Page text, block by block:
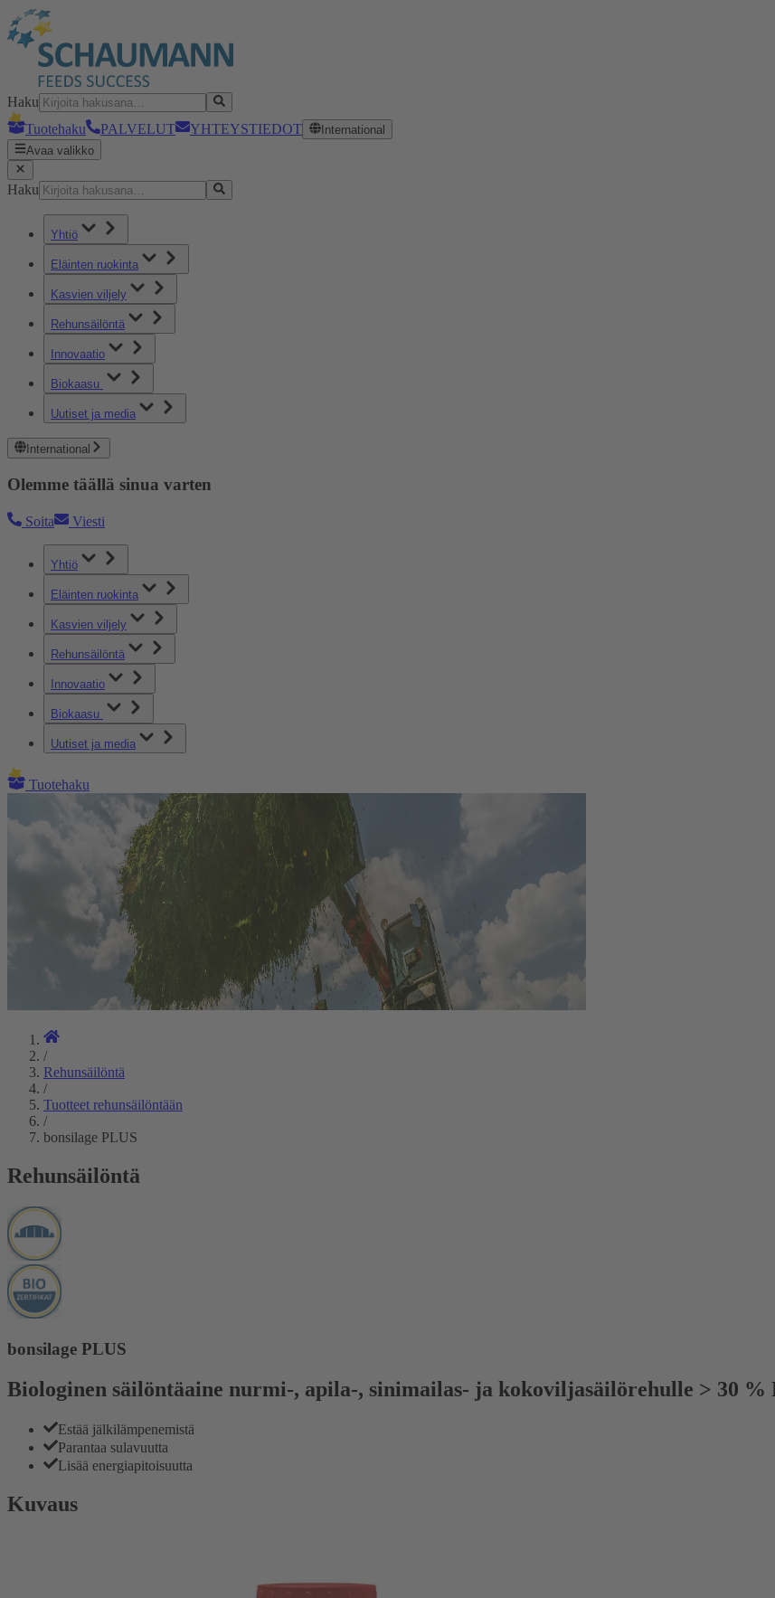
Haku
Tuotehaku
PALVELUT YHTEYSTIEDOT
International
Avaa valikko
Haku
Yhtiö
Eläinten ruokinta
Kasvien viljely
Rehunsäilöntä
Innovaatio
Biokaasu
Uutiset ja media
International
Olemme täällä sinua varten
Soita Viesti
Yhtiö
Eläinten ruokinta
Kasvien viljely
Rehunsäilöntä
Innovaatio
Biokaasu
Uutiset ja media
Tuotehaku
/
Rehunsäilöntä
/
Tuotteet rehunsäilöntään
/
bonsilage PLUS
Rehunsäilöntä
bonsilage PLUS
Biologinen säilöntäaine nurmi-, apila-, sinimailas- ja kokoviljasäilörehulle > 30 %
Estää jälkilämpenemistä
Parantaa sulavuutta
Lisää energiapitoisuutta
Kuvaus